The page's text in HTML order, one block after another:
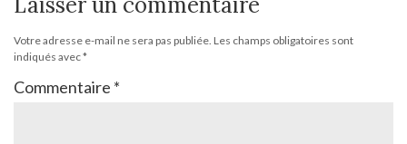
Votre adresse e-mail ne sera pas publiée. Les champs obligatoires sont
indiqués avec*
Commentaire *